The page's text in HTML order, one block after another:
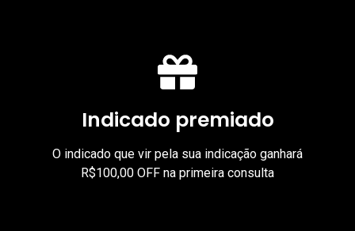
Indicado premiado
O indicado que vir pela sua indicação ganhará
R$100,00 OFF na primeira consulta